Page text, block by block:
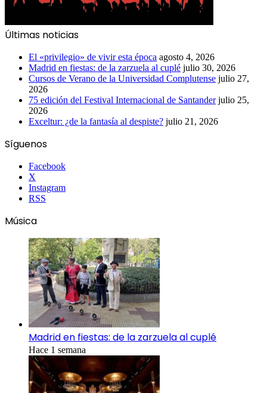
Últimas noticias
El «privilegio» de vivir esta época agosto 4, 2026
Madrid en fiestas: de la zarzuela al cuplé julio 30, 2026
Cursos de Verano de la Universidad Complutense julio 27,
2026
75 edición del Festival Internacional de Santander julio 25,
2026
Exceltur: ¿de la fantasía al despiste? julio 21, 2026
Síguenos
Facebook
X
Instagram
RSS
Música
Madrid en fiestas: de la zarzuela al cuplé
Hace 1 semana